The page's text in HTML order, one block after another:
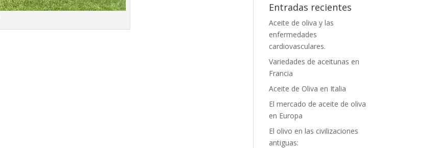
Entradas recientes
Aceite de oliva y las
enfermedades
cardiovasculares.
Variedades de aceitunas en
Francia
Aceite de Oliva en Italia
El mercado de aceite de oliva
en Europa
El olivo en las civilizaciones
antiguas: